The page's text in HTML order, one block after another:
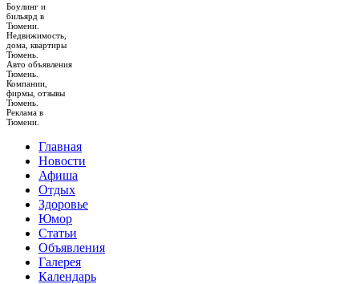
Боулинг и
бильярд в
Тюмени.
Недвижимость,
дома, квартиры
Тюмень.
Авто объявления
Тюмень.
Компании,
фирмы, отзывы
Тюмень.
Реклама в
Тюмени.
Главная
Новости
Афиша
Отдых
Здоровье
Юмор
Статьи
Объявления
Галерея
Календарь